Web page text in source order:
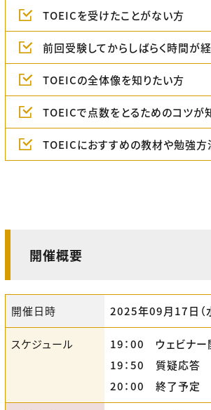
TOEICを受けたことがない方
前回受験してからしばらく時間が
TOEICの全体像を知りたい方
TOEICで点数をとるためのコツが
TOEICにおすすめの教材や勉強方
開催概要
開催日時 2025年09月17日（
スケジュール
19：00 ウェビナー
19：50 質疑応答
20：00 終了予定